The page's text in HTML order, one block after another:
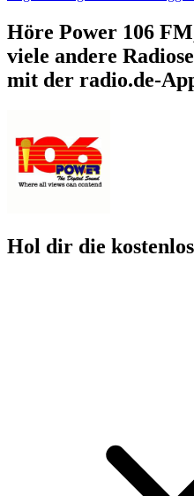
Höre Power 106
viele andere
mit der radio.de-
Hol dir die